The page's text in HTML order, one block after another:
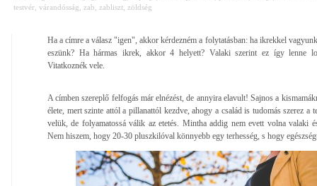
testvér várandósság zab zabliszt zöldség
Ha a címre a válasz "igen", akkor kérdezném a folytatásban: ha ikrekkel
eszünk? Ha hármas ikrek, akkor 4 helyett? Valaki szerint ez így lenne
Vitatkoznék vele.
A címben szereplő felfogás már elnézést, de annyira elavult! Sajnos a
élete, mert szinte attól a pillanattól kezdve, ahogy a család is tudomás szerez a
velük, de folyamatossá válik az etetés. Mintha addig nem evett volna valaki
Nem hiszem, hogy 20-30 pluszkilóval könnyebb egy terhesség, s hogy